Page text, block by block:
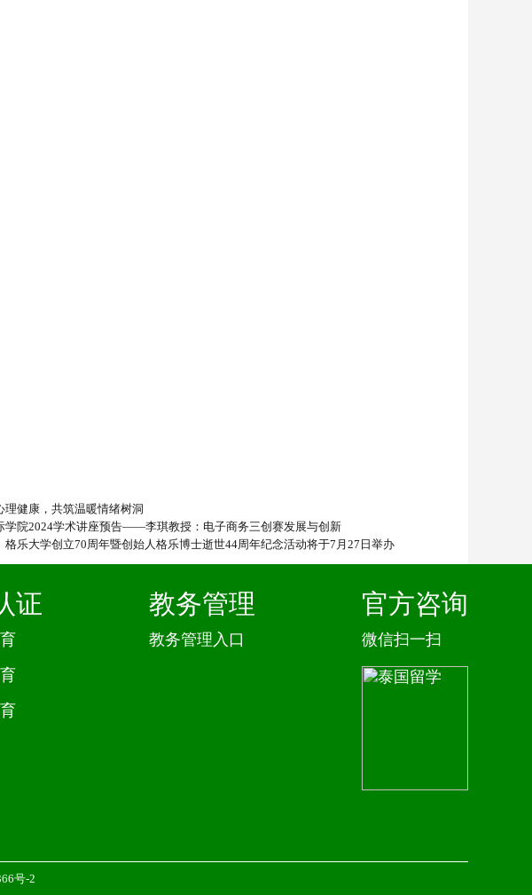
理健康，共筑温暖情绪树洞
学院2024学术讲座预告——李琪教授：电子商务三创赛发展与创新
格乐大学创立70周年暨创始人格乐博士逝世44周年纪念活动将于7月27日举办
号-2
证 教务管理
教务管理入口
官方咨询
微信扫一扫